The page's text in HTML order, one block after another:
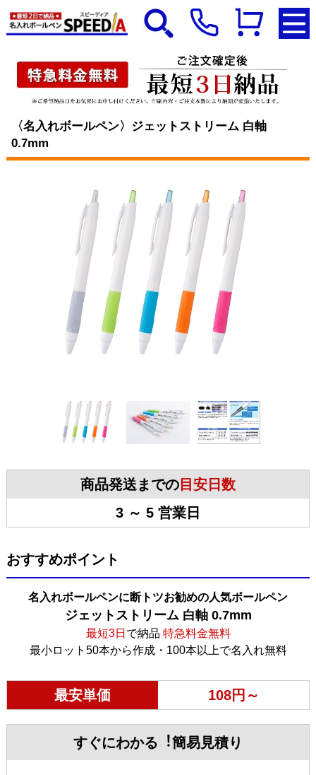
〈名入れボールペン〉ジェットストリーム 白軸
0.7mm
商品発送までの目安日数
3 ～ 5 営業日
おすすめポイント
名入れボールペンに断トツお勧めの人気ボールペン
ジェットストリーム 白軸 0.7mm
最短3日 で納品 特急料金無料
最小ロット50本から作成・100本以上で名入れ無料
最安単価 108円～
すぐにわかる︕簡易見積り